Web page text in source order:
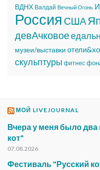
ВДНХ Валдай Вечный Огонь
Россия США
девАчковое
музеи/выставки
скульптуры фитнес
МОЙ LIVEJOURNAL
Вчера у меня было два
кот"
07.08.2026
Фестиваль "Русский